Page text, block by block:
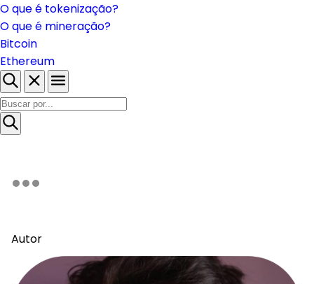
O que é tokenização?
O que é mineração?
Bitcoin
Ethereum
Autor